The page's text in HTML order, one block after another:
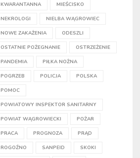
KWARANTANNA MIEŚCISKO
NEKROLOGI NIELBA WĄGROWIEC
NOWE ZAKAŻENIA ODESZLI
OSTATNIE POŻEGNANIE OSTRZEŻENIE
PANDEMIA PIŁKA NOŻNA
POGRZEB POLICJA POLSKA
POMOC
POWIATOWY INSPEKTOR SANITARNY
POWIAT WĄGROWIECKI POŻAR
PRACA PROGNOZA PRĄD
ROGOŹNO SANPEID SKOKI